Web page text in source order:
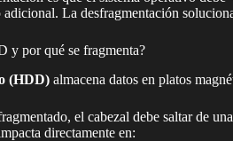
adicional. La desfragmentación
y por qué se fragmenta?
(HDD) almacena datos en platos
el cabezal debe saltar de
directamente en: